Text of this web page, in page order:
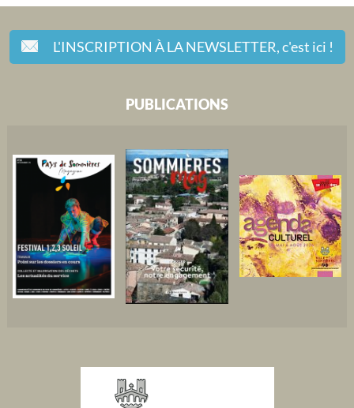
L'INSCRIPTION À LA NEWSLETTER,c'est ici !
PUBLICATIONS